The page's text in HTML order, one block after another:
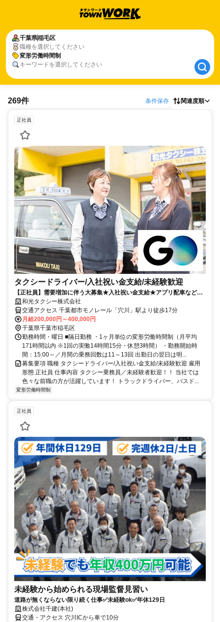
千葉県稲毛区
職種を選択してください
変形労働時間制
キーワードを選択してください
千葉県稲毛区
変形労働時間制
269件 条件保存 関連度順
正社員
タクシードライバー/入社祝い金支給/未経験歓迎
【正社員】需要増加に伴う大募集★入社祝い金支給★アプリ配車など充
実★未経験大歓迎
和光タクシー株式会社
交通アクセス 千葉都市モノレール「穴川」駅より徒歩17分
月給200,000円～400,000円
千葉県千葉市稲毛区
勤務時間・曜日 ■隔日勤務 ・1ヶ月単位の変形労働時間制（月平均
171時間以内 ※1回の実働14時間15分・休憩3時間） ・勤務開始時
間：15:00～／月間の乗務回数は11～13回 出勤日の翌日は明...
募集要項 職種 タクシードライバー/入社祝い金支給/未経験歓迎 雇用
形態 正社員 仕事内容 タクシー乗務員／未経験者歓迎！！ 当社では
色々な前職の方が活躍しています！ トラックドライバー、バスド...
変形労働時間制
正社員
未経験から始められる現場監督見習い
道路が無くならない限り続く仕事✅未経験ok✅年休129日
株式会社千建(本社)
交通・アクセス 穴川ICから車で10分